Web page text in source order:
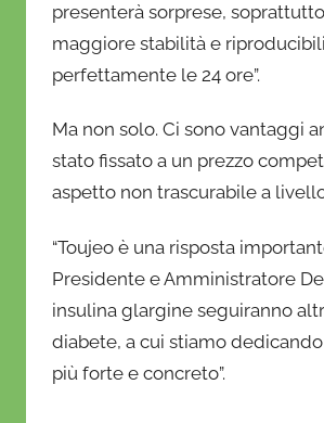
presenterà sorprese,
maggiore stabilità e
perfettamente le 24 ore”.
Ma non solo. Ci sono vantaggi
stato fissato a un prezzo
aspetto non trascurabile a
“Toujeo è una risposta
Presidente e Amministratore
insulina glargine seguiranno
diabete, a cui stiamo
più forte e concreto”.